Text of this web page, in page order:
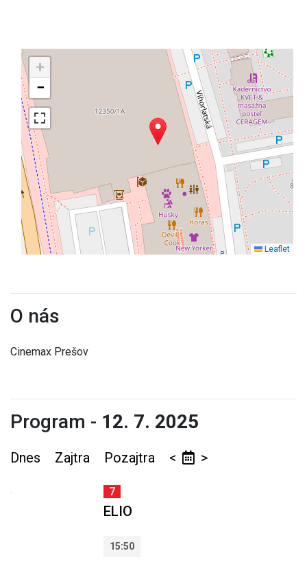
+
−
Leaflet
O nás
Cinemax Prešov
Program - 12. 7. 2025
Dnes Zajtra Pozajtra < >
7
ELIO
15:50